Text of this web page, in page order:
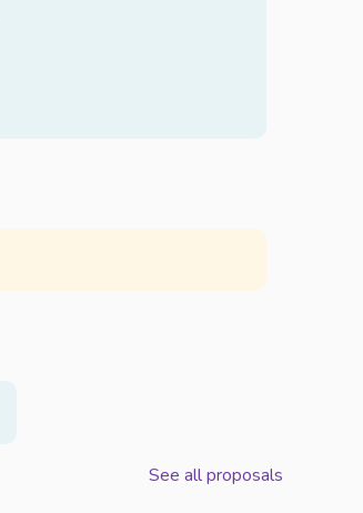
See all proposals